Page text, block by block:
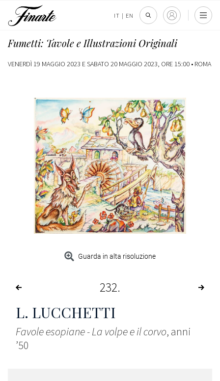
IT | EN
Fumetti: Tavole e Illustrazioni Originali
VENERDÌ 19 MAGGIO 2023 E SABATO 20 MAGGIO 2023, ORE 15:00 • ROMA
Guarda in alta risoluzione
232
L. LUCCHETTI
Favole esopiane - La volpe e il corvo, anni
’50